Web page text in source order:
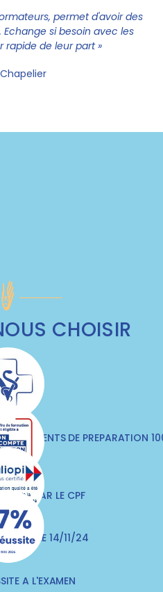
permet d'avoir des
si besoin avec les
rapide de leur part »
CHOISIR
DE PREPARATION
PAR LE CPF
LE 14/11/24
A L'EXAMEN